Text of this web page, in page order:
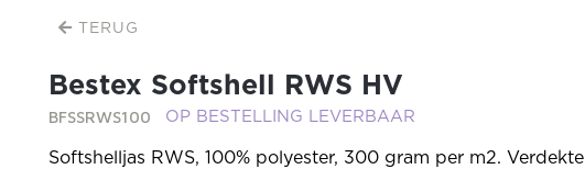
TERUG
Bestex Softshell RWS HV
BFSSRWS100 OP BESTELLING LEVERBAAR
Softshelljas RWS, 100% polyester, 300 gram per m2. Verdekte